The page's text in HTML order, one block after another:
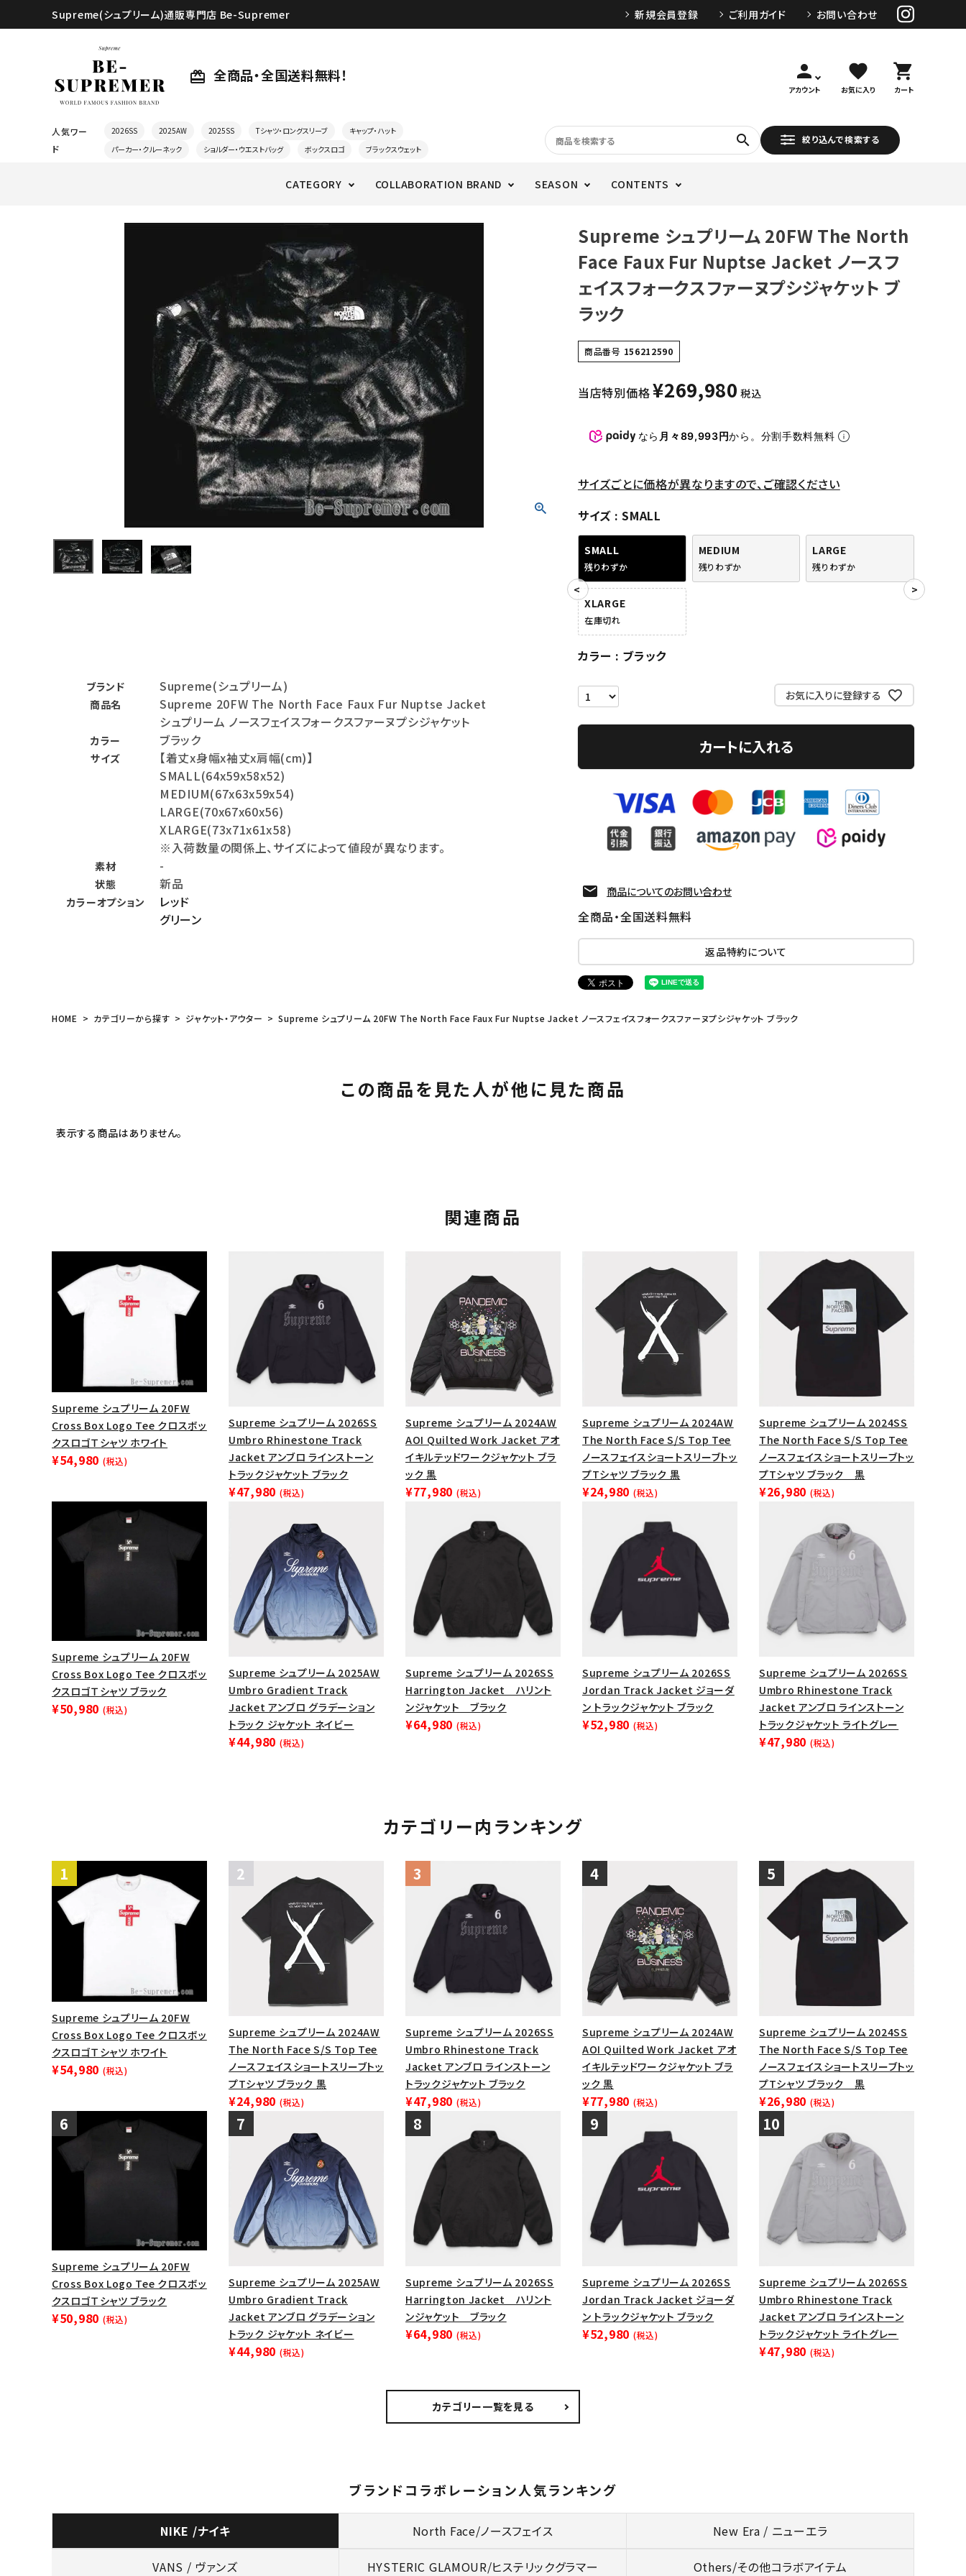
Supreme(シュプリーム)通販専門店 Be-Supremer 新規会員登録 ご利用ガイド お問い合わせ
card_giftcard 全商品・全国送料無料！ person
アカウント
favorite
お気に入り
shopping_cart
カート
人気ワー
ド
2026SS 2025AW 2025SS Tシャツ・ロングスリーブ
キャップ・ハット
パーカー・クルーネック
ショルダー・ウエストバッグ ボックスロゴ ブラックスウェット
search 絞り込んで検索する
CATEGORY COLLABORATION BRAND SEASON CONTENTS
キーワードから探す
search
コラボレーションブランドから探す
価格から探す
円 ～
人気ワード
2026SS 2025AW
Tシャツ・ロングスリーブ
ボックスロゴ
ブラックスウェット
在庫のない商品を表示する
パーカー・トレーナー
その他バッグ類
パンツ・ショーツ
ブランド Supreme(シュプリーム)
商品名
Supreme 20FW The North Face Faux Fur Nuptse Jacket
シュプリーム ノースフェイスフォークスファーヌプシジャケット
カラー ブラック
サイズ
【着丈x身幅x袖丈x肩幅(cm)】
SMALL(64x59x58x52)
MEDIUM(67x63x59x54)
LARGE(70x67x60x56)
XLARGE(73x71x61x58)
※入荷数量の関係上、サイズによって値段が異なります。
素材 -
状態 新品
カラーオプション
レッド
グリーン
Supreme シュプリーム 20FW The North
Face Faux Fur Nuptse Jacket ノースフ
ェイスフォークスファーヌプシジャケット ブ
ラック
商品番号 156212590
当店特別価格¥269,980 税込
なら 月々89,993円から。分割手数料無料
サイズごとに価格が異なりますので、ご確認ください
サイズ
SMALL
SMALL
残りわずか
MEDIUM
残りわずか
LARGE
残りわずか
XLARGE
在庫切れ
カラー ブラック
お気に入りに登録する
カートに入れる
商品についてのお問い合わせ
全商品・全国送料無料
返品特約について
HOME カテゴリーから探す ジャケット・アウター Supreme シュプリーム 20FW The North Face Faux Fur Nuptse Jacket ノースフェイスフォークスファーヌプシジャケット ブラック
この商品を見た人が他に見た商品
表示する商品はありません。
関連商品
Supreme シュプリーム 20FW
Cross Box Logo Tee クロスボッ
クスロゴＴシャツ ホワイト
¥54,980 (税込)
Supreme シュプリーム 2026SS
Umbro Rhinestone Track
Jacket アンブロ ラインストーン
トラックジャケット ブラック
¥47,980 (税込)
Supreme シュプリーム 2024AW
AOI Quilted Work Jacket アオ
イキルテッドワークジャケット ブラ
ック 黒
¥77,980 (税込)
Supreme シュプリーム 2024AW
The North Face S/S Top Tee
ノースフェイスショートスリーブトッ
プTシャツ ブラック 黒
¥24,980 (税込)
Supreme シュプリーム 2024SS
The North Face S/S Top Tee
ノースフェイスショートスリーブトッ
プTシャツ ブラック 黒
¥26,980 (税込)
Supreme シュプリーム 20FW
Cross Box Logo Tee クロスボッ
クスロゴＴシャツ ブラック
¥50,980 (税込)
Supreme シュプリーム 2025AW
Umbro Gradient Track
Jacket アンブロ グラデーション
トラック ジャケット ネイビー
¥44,980 (税込)
Supreme シュプリーム 2026SS
Harrington Jacket ハリント
ンジャケット ブラック
¥64,980 (税込)
Supreme シュプリーム 2026SS
Jordan Track Jacket ジョーダ
ン トラックジャケット ブラック
¥52,980 (税込)
Supreme シュプリーム 2026SS
Umbro Rhinestone Track
Jacket アンブロ ラインストーン
トラックジャケット ライトグレー
¥47,980 (税込)
カテゴリー内ランキング
Supreme シュプリーム 20FW
Cross Box Logo Tee クロスボッ
クスロゴＴシャツ ホワイト
¥54,980 (税込)
Supreme シュプリーム 2024AW
The North Face S/S Top Tee
ノースフェイスショートスリーブトッ
プTシャツ ブラック 黒
¥24,980 (税込)
Supreme シュプリーム 2026SS
Umbro Rhinestone Track
Jacket アンブロ ラインストーン
トラックジャケット ブラック
¥47,980 (税込)
Supreme シュプリーム 2024AW
AOI Quilted Work Jacket アオ
イキルテッドワークジャケット ブラ
ック 黒
¥77,980 (税込)
Supreme シュプリーム 2024SS
The North Face S/S Top Tee
ノースフェイスショートスリーブトッ
プTシャツ ブラック 黒
¥26,980 (税込)
Supreme シュプリーム 20FW
Cross Box Logo Tee クロスボッ
クスロゴＴシャツ ブラック
¥50,980 (税込)
Supreme シュプリーム 2025AW
Umbro Gradient Track
Jacket アンブロ グラデーション
トラック ジャケット ネイビー
¥44,980 (税込)
Supreme シュプリーム 2026SS
Harrington Jacket ハリント
ンジャケット ブラック
¥64,980 (税込)
Supreme シュプリーム 2026SS
Jordan Track Jacket ジョーダ
ン トラックジャケット ブラック
¥52,980 (税込)
Supreme シュプリーム 2026SS
Umbro Rhinestone Track
Jacket アンブロ ラインストーン
トラックジャケット ライトグレー
¥47,980 (税込)
カテゴリー一覧を見る
ブランドコラボレーション人気ランキング
NIKE /ナイキ North Face/ノースフェイス New Era / ニューエラ
VANS / ヴァンズ HYSTERIC GLAMOUR/ヒステリックグラマー Others/その他コラボアイテム